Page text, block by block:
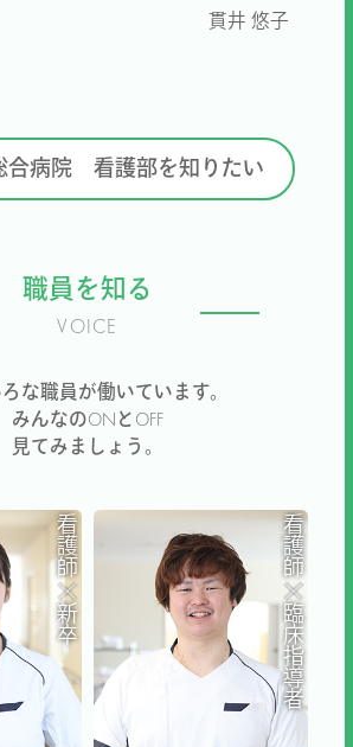
貫井 悠子
合病院 看護部を知りたい
職員を知る
VOICE
な職員が働いています。
みんなのONとOFF
見てみましょう。
看
護
師
新
卒
看
護
師
臨
床
指
導
者
い
ムな
いな
です
職
病棟）